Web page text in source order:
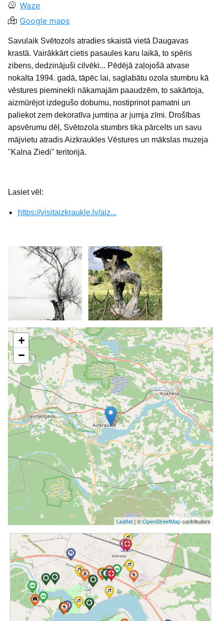
Waze
Google maps
Savulaik Svētozols atradies skaistā vietā Daugavas
krastā. Vairākkārt cietis pasaules karu laikā, to spēris
zibens, dedzinājuši cilvēki... Pēdējā zaļojošā atvase
nokalta 1994. gadā, tāpēc lai, saglabātu ozola stumbru kā
vēstures pieminekli nākamajām paaudzēm, to sakārtoja,
aizmūrējot izdegušo dobumu, nostiprinot pamatni un
paliekot zem dekoratīva jumtiņa ar jumja zīmi. Drošības
apsvērumu dēļ, Svētozola stumbrs tika pārcelts un savu
mājvietu atradis Aizkraukles Vēstures un mākslas muzeja
"Kalna Ziedi" teritorijā.
Lasiet vēl:
https://visitaizkraukle.lv/aiz...
+
−
Leaflet| ©OpenStreetMapcontributors